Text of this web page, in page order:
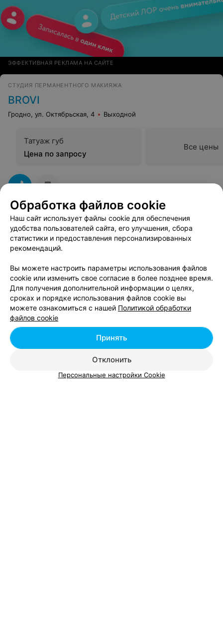
ЭФФЕКТИВНАЯ РЕКЛАМА НА САЙТЕ
СТУДИЯ ПЕРМАНЕНТНОГО МАКИЯЖА
BROVI
Гродно, ул. Октябрьская, 4 Выходной
Татуаж губ
Цена по запросу
Все цены
СТУДИЯ
Tattoo
Гродно, ул. Брикеля, 7а
Татуаж губ
Цена по запросу
Все цены
Вам будет интересно
Обработка файлов cookie
Наш сайт использует файлы cookie для обеспечения
удобства пользователей сайта, его улучшения, сбора
статистики и предоставления персонализированных
рекомендаций.
Вы можете настроить параметры использования файлов
cookie или изменить свое согласие в более позднее время.
Для получения дополнительной информации о целях,
сроках и порядке использования файлов cookie вы
можете ознакомиться с нашей Политикой обработки
файлов cookie
Отклонить
Принять
Персональные настройки Cookie